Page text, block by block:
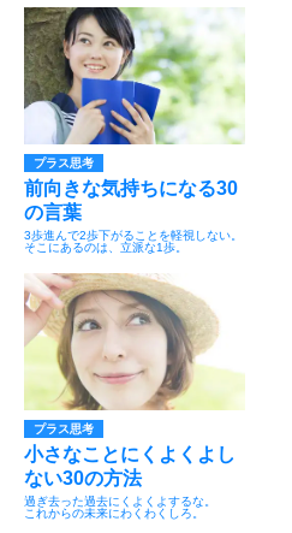
プラス思考
前向きな気持ちになる30
の言葉
3歩進んで2歩下がることを軽視しない。
そこにあるのは、立派な1歩。
プラス思考
小さなことにくよくよし
ない30の方法
過ぎ去った過去にくよくよするな。
これからの未来にわくわくしろ。